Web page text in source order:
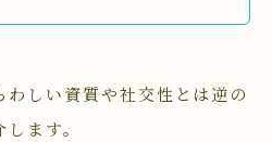
しい資質や社交性とは逆の
ます。